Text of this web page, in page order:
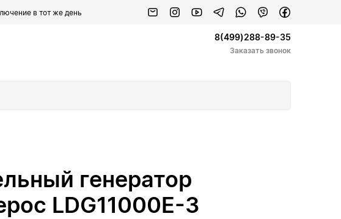
в тот же день
8(499)288-89-35
Заказать звонок
генератор
LDG11000E-3